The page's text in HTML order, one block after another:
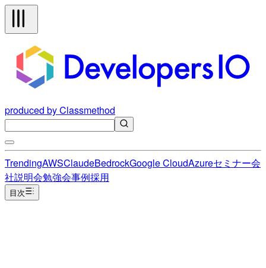
produced by Classmethod
TrendingAWSClaudeBedrockGoogle CloudAzureセミナー会
社説明会勉強会事例採用
目次